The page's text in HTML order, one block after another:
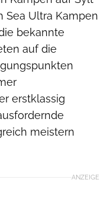
Sea Ultra Kampen
bekannte
auf die
erstklassig
meistern
ANZEIGE